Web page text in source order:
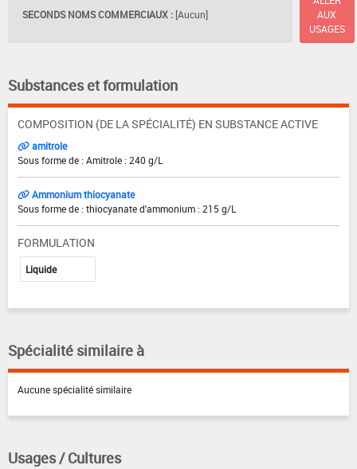
SECONDS NOMS COMMERCIAUX : [Aucun]
AUX
USAGES
Substances et formulation
COMPOSITION (DE LA SPÉCIALITÉ) EN SUBSTANCE ACTIVE
amitrole
Sous forme de : Amitrole : 240 g/L
Ammonium thiocyanate
Sous forme de : thiocyanate d'ammonium : 215 g/L
FORMULATION
Liquide
Spécialité similaire à
Aucune spécialité similaire
Usages / Cultures